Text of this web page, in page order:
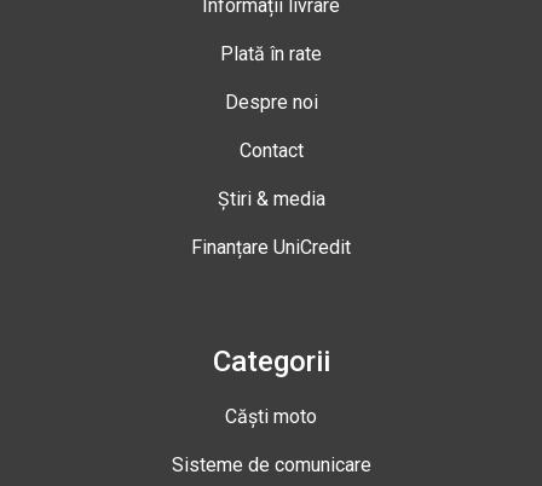
Informații livrare
Plată în rate
Despre noi
Contact
Știri & media
Finanțare UniCredit
Categorii
Căști moto
Sisteme de comunicare